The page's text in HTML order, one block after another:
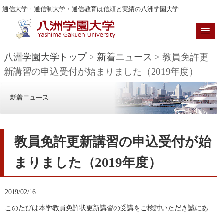
通信大学・通信制大学・通信教育は信頼と実績の八洲学園大学
八洲学園大学トップ> 新着ニュース > 教員免許更
新講習の申込受付が始まりました（2019年度）
教員免許更新講習の申込受付が始
まりました（2019年度）
2019/02/16
このたびは本学教員免許状更新講習の受講をご検討いただき誠にあ